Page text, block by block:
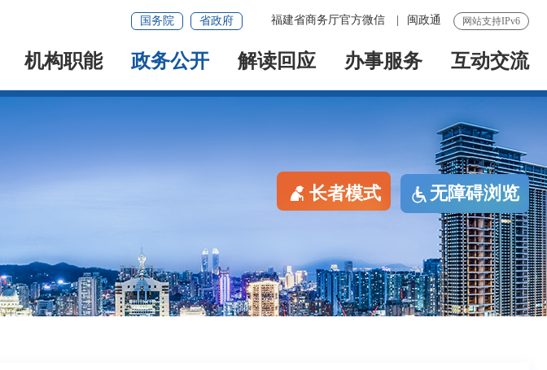
网站支持IPv6
福建省商务厅官方微信 闽政通
国务院 省政府
机构职能 政务公开 解读回应 办事服务 互动交流
长者模式 无障碍浏览